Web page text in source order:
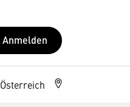
Anmelden
Österreich